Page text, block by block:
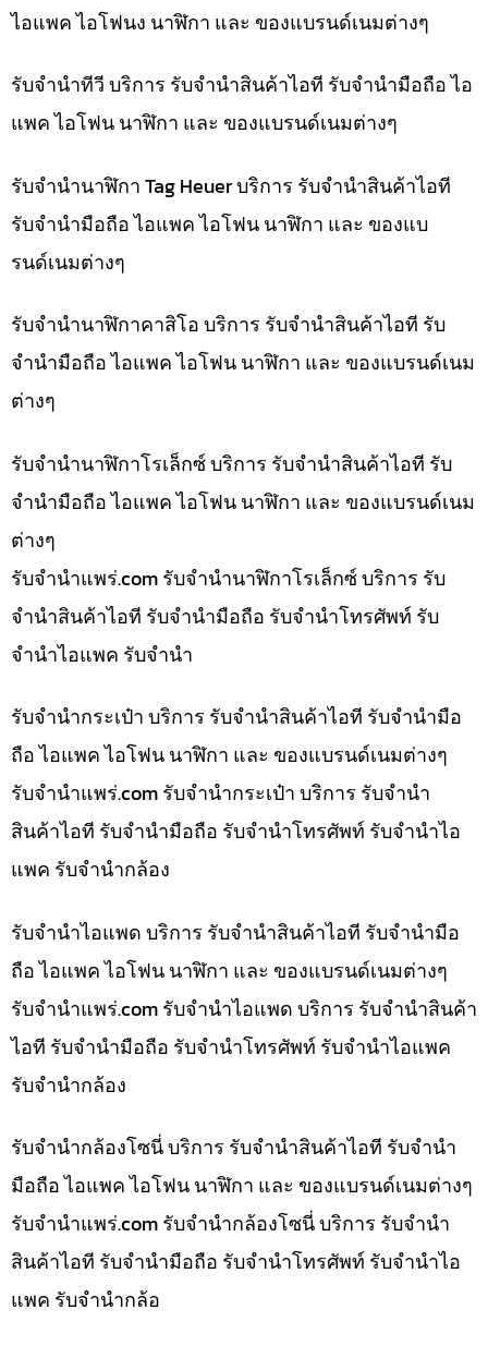
ไอแพค ไอโฟนง นาฬิกา และ ของแบรนด์เนมต่างๆ
รับจำนำทีวี บริการ รับจำนำสินค้าไอที รับจำนำมือถือ ไอ
แพค ไอโฟน นาฬิกา และ ของแบรนด์เนมต่างๆ
รับจำนำนาฬิกา Tag Heuer บริการ รับจำนำสินค้าไอที
รับจำนำมือถือ ไอแพค ไอโฟน นาฬิกา และ ของแบ
รนด์เนมต่างๆ
รับจำนำนาฬิกาคาสิโอ บริการ รับจำนำสินค้าไอที รับ
จำนำมือถือ ไอแพค ไอโฟน นาฬิกา และ ของแบรนด์เนม
ต่างๆ
รับจำนำนาฬิกาโรเล็กซ์ บริการ รับจำนำสินค้าไอที รับ
จำนำมือถือ ไอแพค ไอโฟน นาฬิกา และ ของแบรนด์เนม
ต่างๆ
รับจํานําแพร่.com รับจำนำนาฬิกาโรเล็กซ์ บริการ รับ
จำนำสินค้าไอที รับจำนำมือถือ รับจำนำโทรศัพท์ รับ
จำนำไอแพค รับจำนำ
รับจำนำกระเป๋า บริการ รับจำนำสินค้าไอที รับจำนำมือ
ถือ ไอแพค ไอโฟน นาฬิกา และ ของแบรนด์เนมต่างๆ
รับจํานําแพร่.com รับจำนำกระเป๋า บริการ รับจำนำ
สินค้าไอที รับจำนำมือถือ รับจำนำโทรศัพท์ รับจำนำไอ
แพค รับจำนำกล้อง
รับจำนำไอแพด บริการ รับจำนำสินค้าไอที รับจำนำมือ
ถือ ไอแพค ไอโฟน นาฬิกา และ ของแบรนด์เนมต่างๆ
รับจํานําแพร่.com รับจำนำไอแพด บริการ รับจำนำสินค้า
ไอที รับจำนำมือถือ รับจำนำโทรศัพท์ รับจำนำไอแพค
รับจำนำกล้อง
รับจำนำกล้องโซนี่ บริการ รับจำนำสินค้าไอที รับจำนำ
มือถือ ไอแพค ไอโฟน นาฬิกา และ ของแบรนด์เนมต่างๆ
รับจํานําแพร่.com รับจำนำกล้องโซนี่ บริการ รับจำนำ
สินค้าไอที รับจำนำมือถือ รับจำนำโทรศัพท์ รับจำนำไอ
แพค รับจำนำกล้อ